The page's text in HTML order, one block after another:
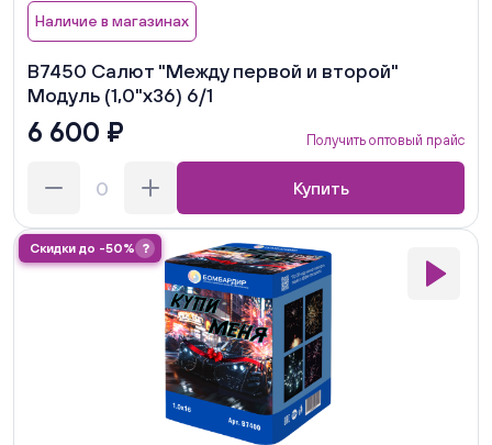
Наличие в магазинах
В7450 Салют "Между первой и второй"
Модуль (1,0"х36) 6/1
6 600 ₽ Получить оптовый прайс
Купить
Скидки до -50% ?